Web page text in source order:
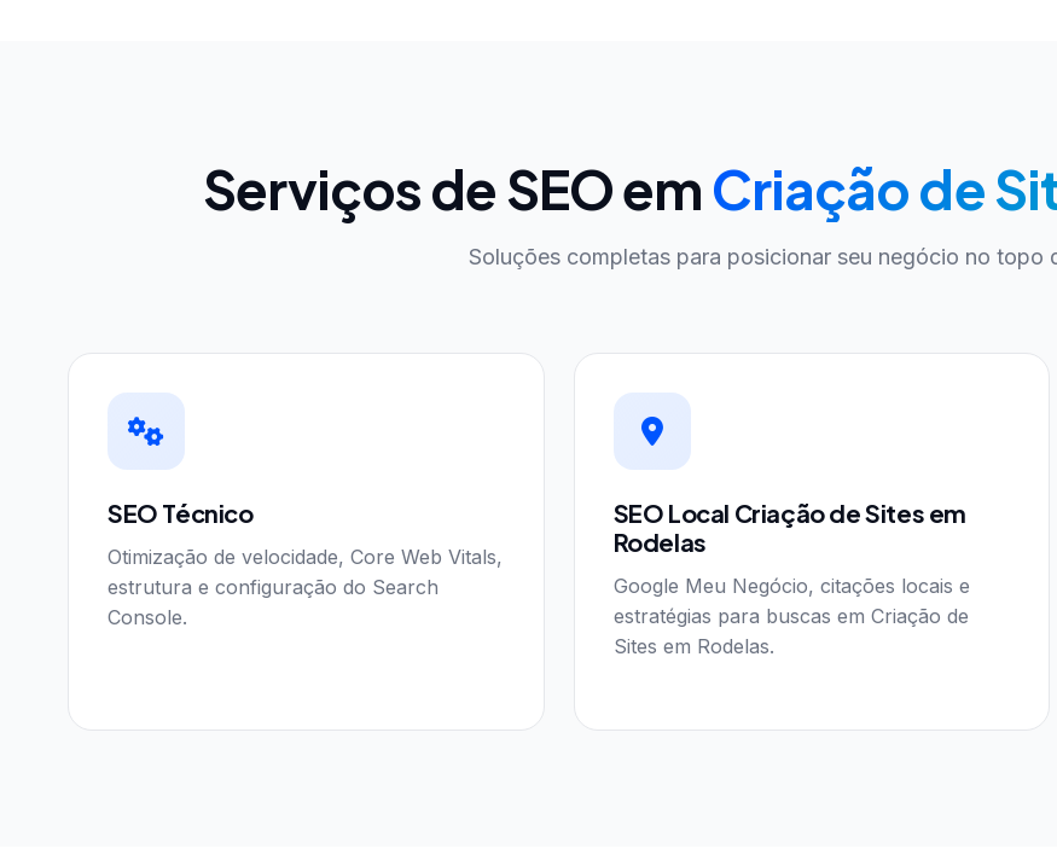
Serviços de SEO emCriação de
Soluções completas para posicionar seu negócio no topo
SEO Técnico
Otimização de velocidade, Core Web Vitals,
estrutura e configuração do Search
Console.
SEO Local Criação de Sites em
Rodelas
Google Meu Negócio, citações locais e
estratégias para buscas em Criação de
Sites em Rodelas.